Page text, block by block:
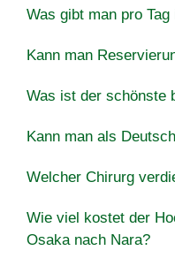
Was gibt man pro
Kann man
Was ist der schönste
Kann man als
Welcher Chirurg
Wie viel kostet der
Osaka nach Nara?